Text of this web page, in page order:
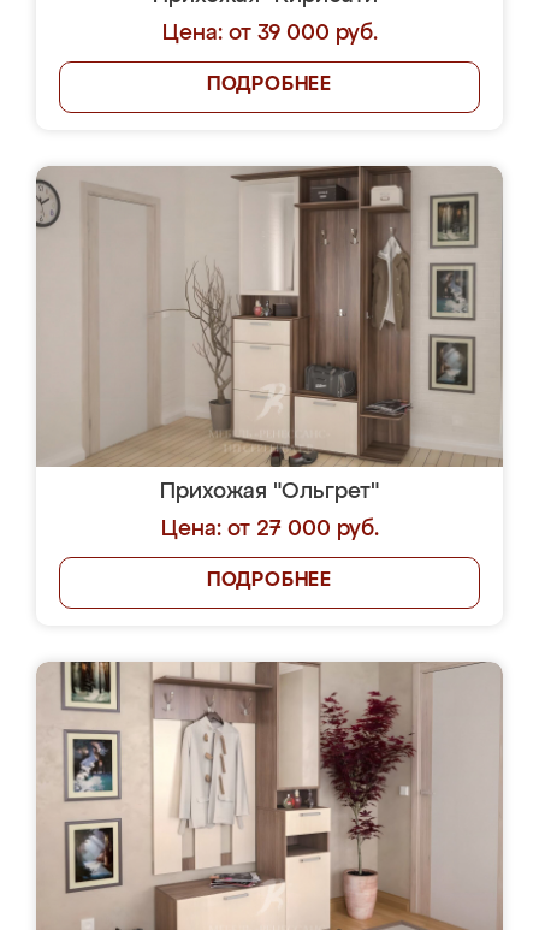
Цена: от 39 000 руб.
ПОДРОБНЕЕ
Прихожая "Ольгрет"
Цена: от 27 000 руб.
ПОДРОБНЕЕ